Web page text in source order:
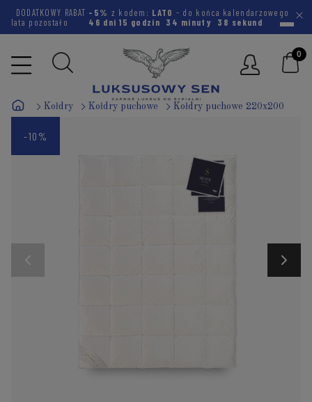
DODATKOWY RABAT -5% z kodem: LATO - do końca kalendarzowego
lata pozostało
46 dni 15 godzin 34 minuty 37 sekund
Kołdry Kołdry puchowe Kołdry puchowe 220x200
-10%